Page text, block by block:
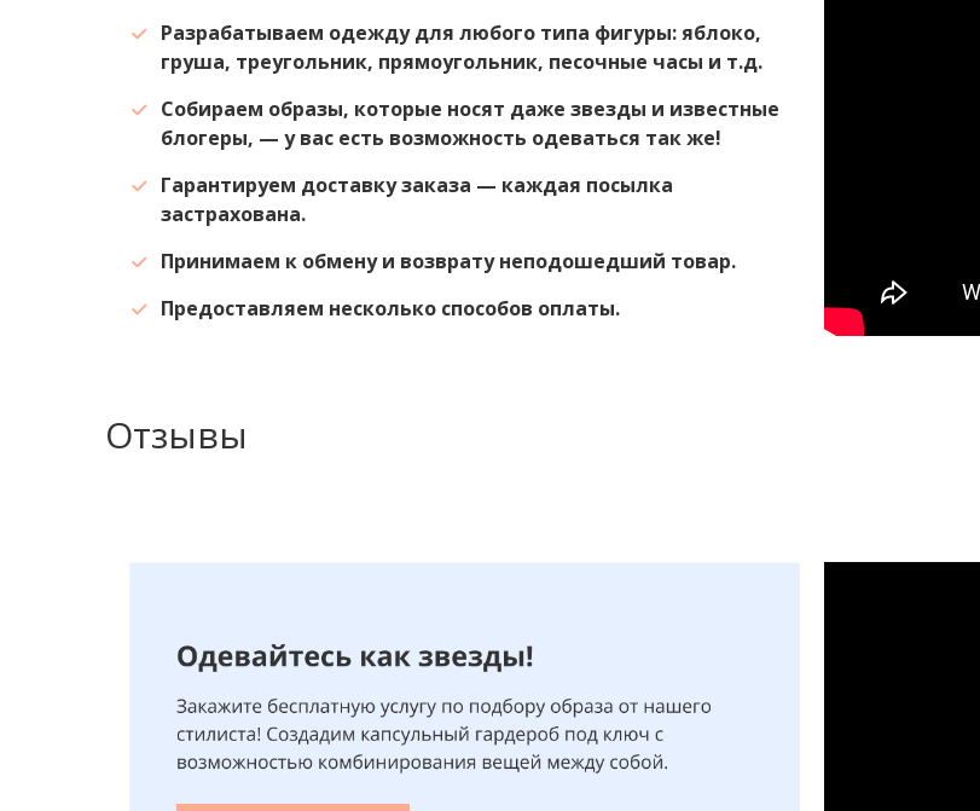
Разрабатываем одежду для любого типа фигуры: яблоко,
груша, треугольник, прямоугольник, песочные часы и т.д.
Собираем образы, которые носят даже звезды и известные
блогеры, — у вас есть возможность одеваться так же!
Гарантируем доставку заказа — каждая посылка
застрахована.
Принимаем к обмену и возврату неподошедший товар.
Предоставляем несколько способов оплаты.
Отзывы